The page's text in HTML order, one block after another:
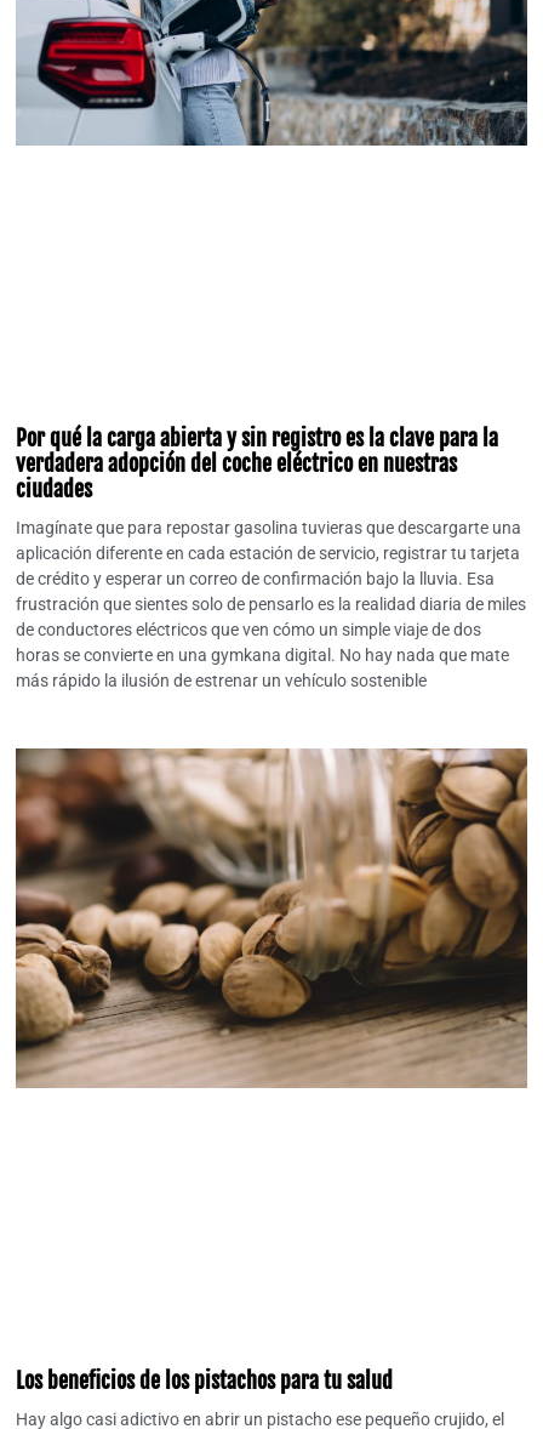
Por qué la carga abierta y sin registro es la clave para la
verdadera adopción del coche eléctrico en nuestras
ciudades
Imagínate que para repostar gasolina tuvieras que descargarte una
aplicación diferente en cada estación de servicio, registrar tu tarjeta
de crédito y esperar un correo de confirmación bajo la lluvia. Esa
frustración que sientes solo de pensarlo es la realidad diaria de miles
de conductores eléctricos que ven cómo un simple viaje de dos
horas se convierte en una gymkana digital. No hay nada que mate
más rápido la ilusión de estrenar un vehículo sostenible
Los beneficios de los pistachos para tu salud
Hay algo casi adictivo en abrir un pistacho ese pequeño crujido, el